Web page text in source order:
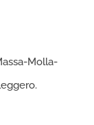
Molla-